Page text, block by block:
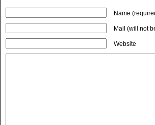
Name
Mail (will not
Website